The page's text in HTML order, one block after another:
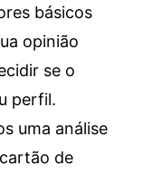
básicos
opinião
se o
perfil.
uma análise
de